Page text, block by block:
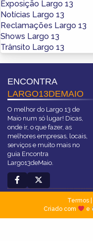
Exposição Largo 13
Notícias Largo 13
Reclamações Largo 13
Shows Largo 13
Trânsito Largo 13
ENCONTRA
LARGO13DEMAIO
O melhor do Largo 13 de
Maio num só lugar! Dicas,
onde ir, o que fazer, as
melhores empresas, locais,
serviços e muito mais no
guia Encontra
Largo13deMaio.
Termos|
Criado com
e